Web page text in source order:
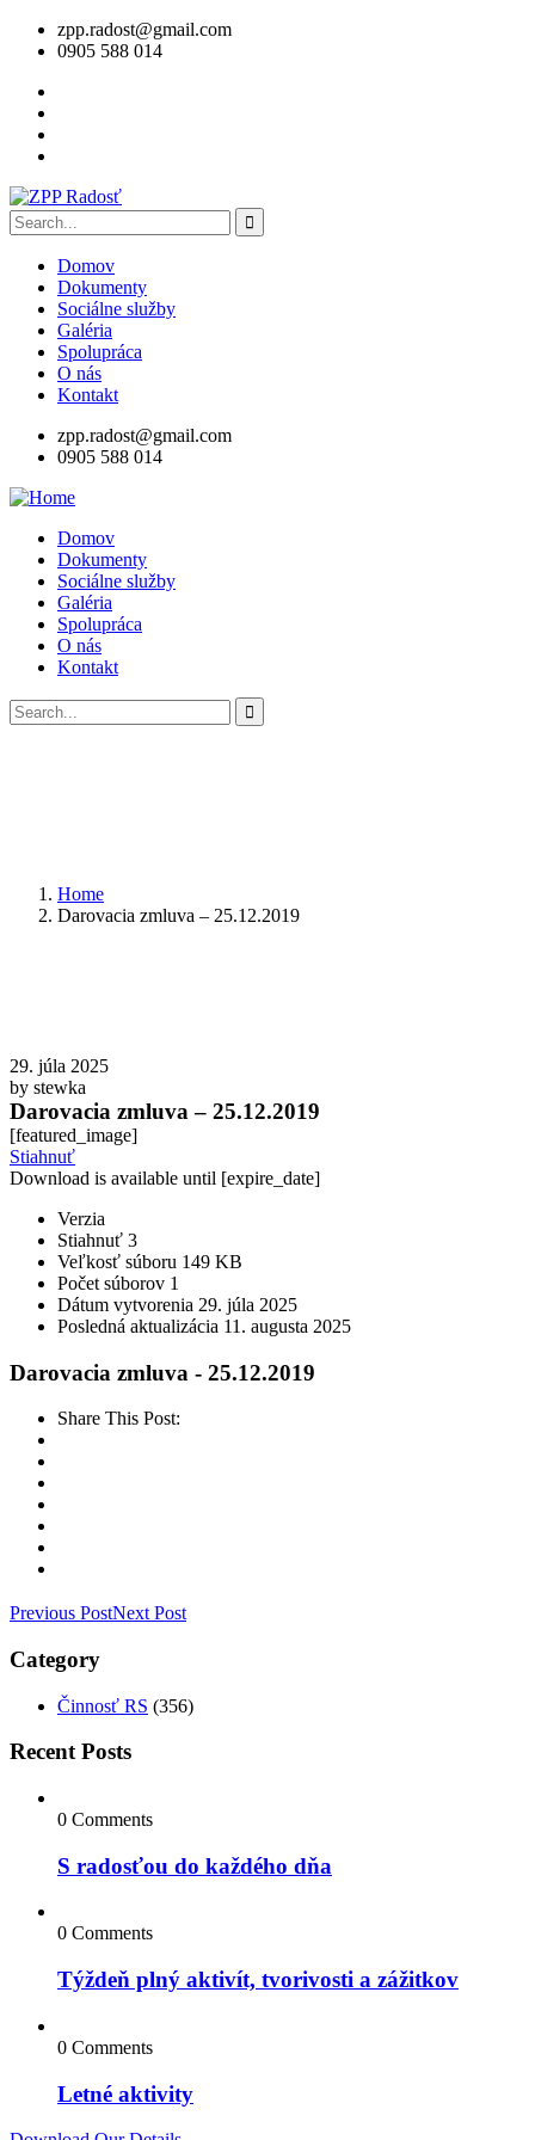
zpp.radost@gmail.com
0905 588 014
Domov
Dokumenty
Sociálne služby
Galéria
Spolupráca
O nás
Kontakt
zpp.radost@gmail.com
0905 588 014
Domov
Dokumenty
Sociálne služby
Galéria
Spolupráca
O nás
Kontakt
Home
Darovacia zmluva – 25.12.2019
29. júla 2025
by stewka
Darovacia zmluva – 25.12.2019
[featured_image]
Stiahnuť
Download is available until [expire_date]
Verzia
Stiahnuť 3
Veľkosť súboru 149 KB
Počet súborov 1
Dátum vytvorenia 29. júla 2025
Posledná aktualizácia 11. augusta 2025
Darovacia zmluva - 25.12.2019
Share This Post:
Previous PostNext Post
Category
Činnosť RS (356)
Recent Posts
0 Comments
S radosťou do každého dňa
0 Comments
Týždeň plný aktivít, tvorivosti a zážitkov
0 Comments
Letné aktivity